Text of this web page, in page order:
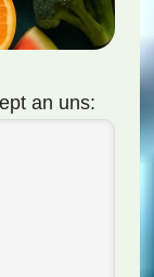
an uns: